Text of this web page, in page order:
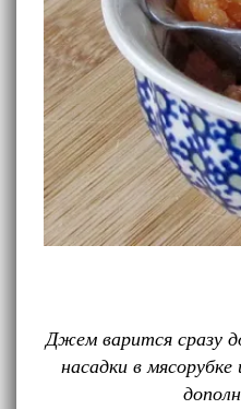
Джем варится сразу
насадки в